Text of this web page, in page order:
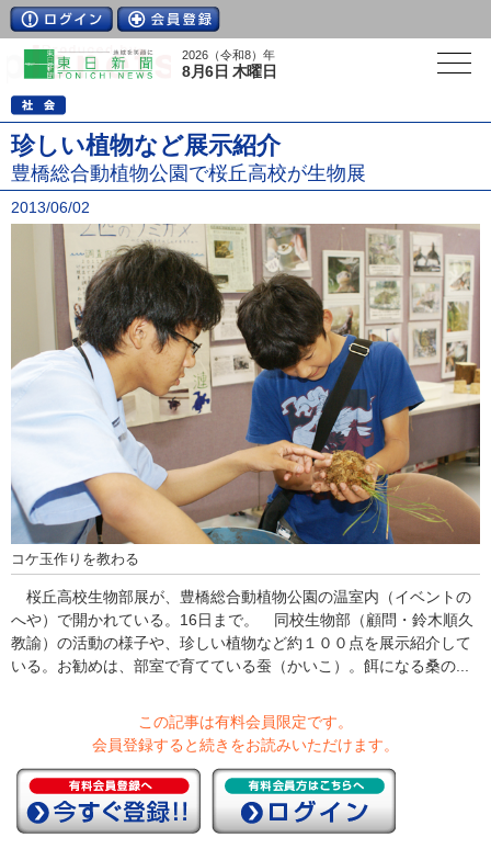
2026（令和8）年
8月6日 木曜日
珍しい植物など展示紹介
豊橋総合動植物公園で桜丘高校が生物展
2013/06/02
コケ玉作りを教わる
桜丘高校生物部展が、豊橋総合動植物公園の温室内（イベントの
へや）で開かれている。16日まで。 同校生物部（顧問・鈴木順久
教諭）の活動の様子や、珍しい植物など約１００点を展示紹介して
いる。お勧めは、部室で育てている蚕（かいこ）。餌になる桑の...
この記事は有料会員限定です。
会員登録すると続きをお読みいただけます。